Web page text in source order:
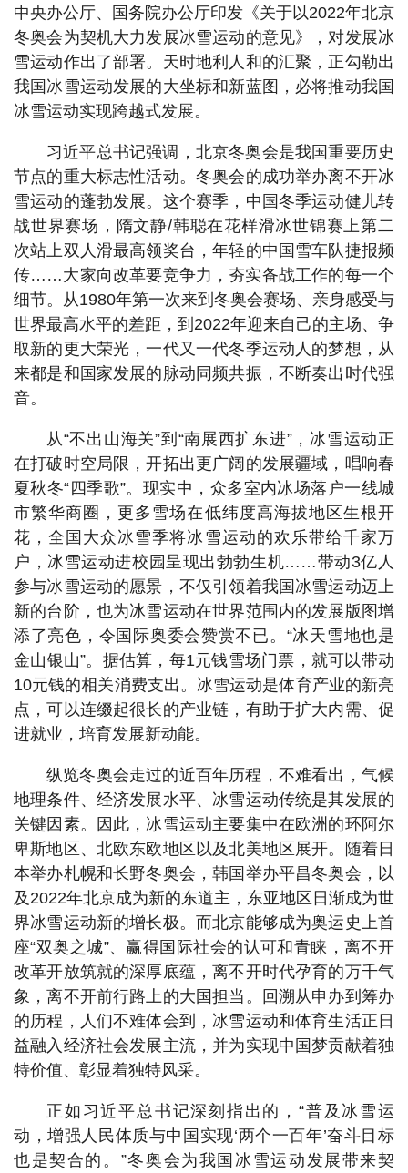
中央办公厅、国务院办公厅印发《关于以2022年北京
冬奥会为契机大力发展冰雪运动的意见》，对发展冰
雪运动作出了部署。天时地利人和的汇聚，正勾勒出
我国冰雪运动发展的大坐标和新蓝图，必将推动我国
冰雪运动实现跨越式发展。
习近平总书记强调，北京冬奥会是我国重要历史
节点的重大标志性活动。冬奥会的成功举办离不开冰
雪运动的蓬勃发展。这个赛季，中国冬季运动健儿转
战世界赛场，隋文静/韩聪在花样滑冰世锦赛上第二
次站上双人滑最高领奖台，年轻的中国雪车队捷报频
传……大家向改革要竞争力，夯实备战工作的每一个
细节。从1980年第一次来到冬奥会赛场、亲身感受与
世界最高水平的差距，到2022年迎来自己的主场、争
取新的更大荣光，一代又一代冬季运动人的梦想，从
来都是和国家发展的脉动同频共振，不断奏出时代强
音。
从“不出山海关”到“南展西扩东进”，冰雪运动正
在打破时空局限，开拓出更广阔的发展疆域，唱响春
夏秋冬“四季歌”。现实中，众多室内冰场落户一线城
市繁华商圈，更多雪场在低纬度高海拔地区生根开
花，全国大众冰雪季将冰雪运动的欢乐带给千家万
户，冰雪运动进校园呈现出勃勃生机……带动3亿人
参与冰雪运动的愿景，不仅引领着我国冰雪运动迈上
新的台阶，也为冰雪运动在世界范围内的发展版图增
添了亮色，令国际奥委会赞赏不已。“冰天雪地也是
金山银山”。据估算，每1元钱雪场门票，就可以带动
10元钱的相关消费支出。冰雪运动是体育产业的新亮
点，可以连缀起很长的产业链，有助于扩大内需、促
进就业，培育发展新动能。
纵览冬奥会走过的近百年历程，不难看出，气候
地理条件、经济发展水平、冰雪运动传统是其发展的
关键因素。因此，冰雪运动主要集中在欧洲的环阿尔
卑斯地区、北欧东欧地区以及北美地区展开。随着日
本举办札幌和长野冬奥会，韩国举办平昌冬奥会，以
及2022年北京成为新的东道主，东亚地区日渐成为世
界冰雪运动新的增长极。而北京能够成为奥运史上首
座“双奥之城”、赢得国际社会的认可和青睐，离不开
改革开放筑就的深厚底蕴，离不开时代孕育的万千气
象，离不开前行路上的大国担当。回溯从申办到筹办
的历程，人们不难体会到，冰雪运动和体育生活正日
益融入经济社会发展主流，并为实现中国梦贡献着独
特价值、彰显着独特风采。
正如习近平总书记深刻指出的，“普及冰雪运
动，增强人民体质与中国实现‘两个一百年’奋斗目标
也是契合的。”冬奥会为我国冰雪运动发展带来契